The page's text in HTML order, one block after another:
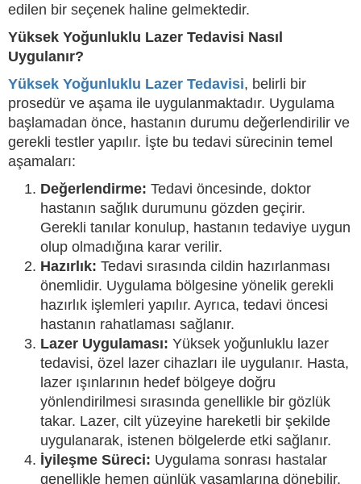
edilen bir seçenek haline gelmektedir.
Yüksek Yoğunluklu Lazer Tedavisi Nasıl
Uygulanır?
Yüksek Yoğunluklu Lazer Tedavisi, belirli bir
prosedür ve aşama ile uygulanmaktadır. Uygulama
başlamadan önce, hastanın durumu değerlendirilir ve
gerekli testler yapılır. İşte bu tedavi sürecinin temel
aşamaları:
Değerlendirme: Tedavi öncesinde, doktor
hastanın sağlık durumunu gözden geçirir.
Gerekli tanılar konulup, hastanın tedaviye uygun
olup olmadığına karar verilir.
Hazırlık: Tedavi sırasında cildin hazırlanması
önemlidir. Uygulama bölgesine yönelik gerekli
hazırlık işlemleri yapılır. Ayrıca, tedavi öncesi
hastanın rahatlaması sağlanır.
Lazer Uygulaması: Yüksek yoğunluklu lazer
tedavisi, özel lazer cihazları ile uygulanır. Hasta,
lazer ışınlarının hedef bölgeye doğru
yönlendirilmesi sırasında genellikle bir gözlük
takar. Lazer, cilt yüzeyine hareketli bir şekilde
uygulanarak, istenen bölgelerde etki sağlanır.
İyileşme Süreci: Uygulama sonrası hastalar
genellikle hemen günlük yaşamlarına dönebilir.